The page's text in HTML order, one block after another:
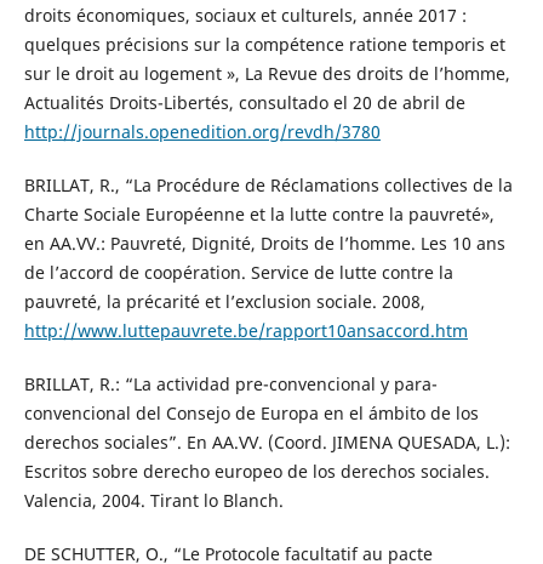
droits économiques, sociaux et culturels, année 2017 :
quelques précisions sur la compétence ratione temporis et
sur le droit au logement », La Revue des droits de l’homme,
Actualités Droits-Libertés, consultado el 20 de abril de
http://journals.openedition.org/revdh/3780
BRILLAT, R., “La Procédure de Réclamations collectives de la
Charte Sociale Européenne et la lutte contre la pauvreté»,
en AA.VV.: Pauvreté, Dignité, Droits de l’homme. Les 10 ans
de l’accord de coopération. Service de lutte contre la
pauvreté, la précarité et l’exclusion sociale. 2008,
http://www.luttepauvrete.be/rapport10ansaccord.htm
BRILLAT, R.: “La actividad pre-convencional y para-
convencional del Consejo de Europa en el ámbito de los
derechos sociales”. En AA.VV. (Coord. JIMENA QUESADA, L.):
Escritos sobre derecho europeo de los derechos sociales.
Valencia, 2004. Tirant lo Blanch.
DE SCHUTTER, O., “Le Protocole facultatif au pacte